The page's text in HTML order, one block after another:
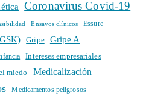
Coronavirus Covid-19
Ensayos clínicos Essure
Gripe Gripe A
Intereses empresariales
miedo Medicalización
Medicamentos peligrosos